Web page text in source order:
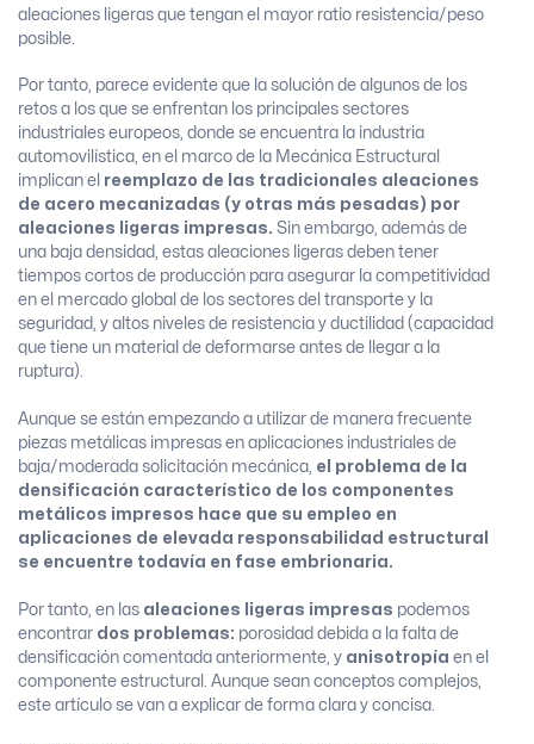
aleaciones ligeras que tengan el mayor ratio resistencia/peso
posible.
Por tanto, parece evidente que la solución de algunos de los
retos a los que se enfrentan los principales sectores
industriales europeos, donde se encuentra la industria
automovilística, en el marco de la Mecánica Estructural
implican el reemplazo de las tradicionales aleaciones
de acero mecanizadas (y otras más pesadas) por
aleaciones ligeras impresas. Sin embargo, además de
una baja densidad, estas aleaciones ligeras deben tener
tiempos cortos de producción para asegurar la competitividad
en el mercado global de los sectores del transporte y la
seguridad, y altos niveles de resistencia y ductilidad (capacidad
que tiene un material de deformarse antes de llegar a la
ruptura).
Aunque se están empezando a utilizar de manera frecuente
piezas metálicas impresas en aplicaciones industriales de
baja/moderada solicitación mecánica, el problema de la
densificación característico de los componentes
metálicos impresos hace que su empleo en
aplicaciones de elevada responsabilidad estructural
se encuentre todavía en fase embrionaria.
Por tanto, en las aleaciones ligeras impresas podemos
encontrar dos problemas: porosidad debida a la falta de
densificación comentada anteriormente, y anisotropía en el
componente estructural. Aunque sean conceptos complejos,
este artículo se van a explicar de forma clara y concisa.